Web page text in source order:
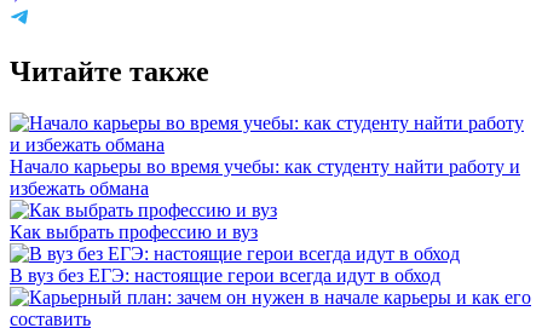
Читайте также
Начало карьеры во время учебы: как студенту найти работу и
избежать обмана
Как выбрать профессию и вуз
В вуз без ЕГЭ: настоящие герои всегда идут в обход